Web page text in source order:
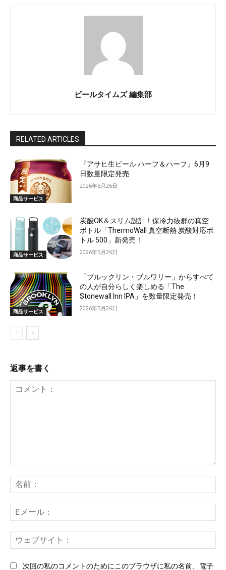
ビールタイムズ 編集部
RELATED ARTICLES
商品サービス
『アサヒ生ビール ハーフ＆ハーフ』6月9
日数量限定発売
2026年5月26日
商品サービス
炭酸OK＆スリム設計！保冷力抜群の真空
ボトル「ThermoWall 真空断熱 炭酸対応ボ
トル 500」新発売！
2026年5月26日
商品サービス
「ブルックリン・ブルワリー」からすべて
の人が自分らしく楽しめる「The
Stonewall Inn IPA」を数量限定発売！
2026年5月26日
返事を書く
ン
ト：
前
メ
ー
ェ
次回の私のコメントのためにこのブラウザに私の名前、電子